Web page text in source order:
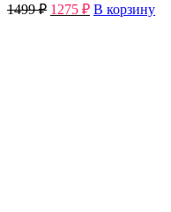
1499₽ 1275 ₽ В корзину